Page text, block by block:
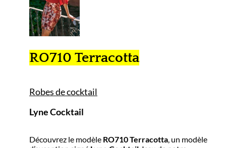
RO710 Terracotta
Robes de cocktail
Lyne Cocktail
Découvrez le modèle RO710 Terracotta, un modèle